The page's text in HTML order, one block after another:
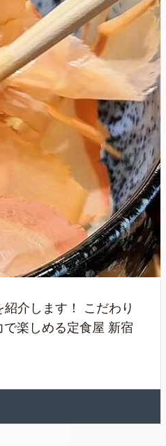
介します！ こだわり
楽しめる定食屋 新宿